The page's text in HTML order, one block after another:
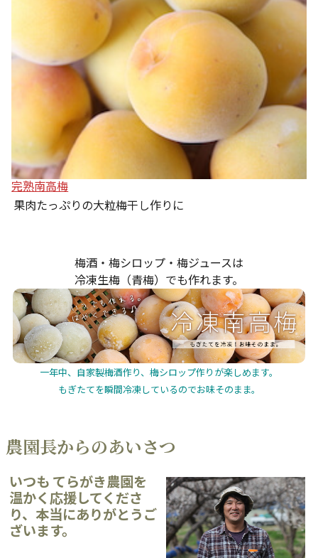
完熟南高梅
果肉たっぷりの大粒梅干し作りに
梅酒・梅シロップ・梅ジュースは
冷凍生梅（青梅）でも作れます。
一年中、自家製梅酒作り、梅シロップ作りが楽しめます。
もぎたてを瞬間冷凍しているのでお味そのまま。
農園長からのあいさつ
いつも てらがき農園を
温かく応援してくださ
り、本当にありがとうご
ざいます。